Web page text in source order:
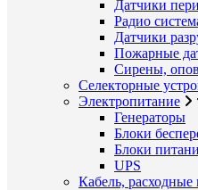
Датчики
Радио
Датчики
Пожарные
Сирены,
Селекторные
Электропитание
Генераторы
Блоки
Блоки
UPS
Кабель,